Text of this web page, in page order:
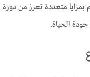
متعددة تعزز من دورة
الحياة.